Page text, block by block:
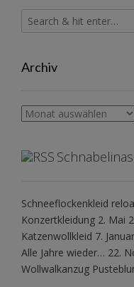
Archiv
Archiv
Schneeflockenkleid
Konzertkleidung 2. Mai
Katzenwollkleid 7.
Alle Jahre wieder… 22.
Wollwalkanzug